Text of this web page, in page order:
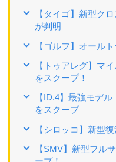
【タイゴ】新型ク
が判明
【ゴルフ】オール
【トゥアレグ】マ
をスクープ！
【ID.4】最強モデ
をスクープ
【シロッコ】新型
【SMV】新型フル